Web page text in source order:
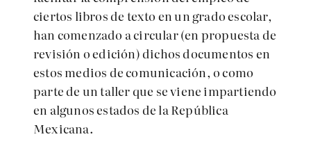
ciertos libros de texto en un grado escolar,
han comenzado a circular (en propuesta de
revisión o edición) dichos documentos en
estos medios de comunicación, o como
parte de un taller que se viene impartiendo
en algunos estados de la República
Mexicana.